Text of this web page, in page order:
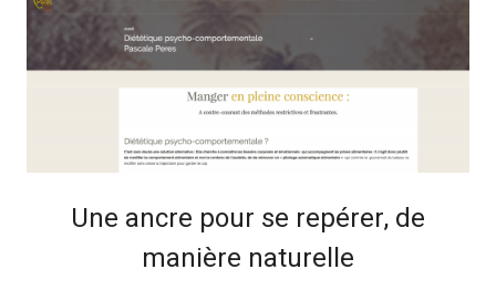
Une ancre pour se repérer, de
manière naturelle